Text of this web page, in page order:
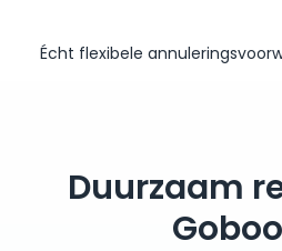
Écht flexibele
Duurzaam